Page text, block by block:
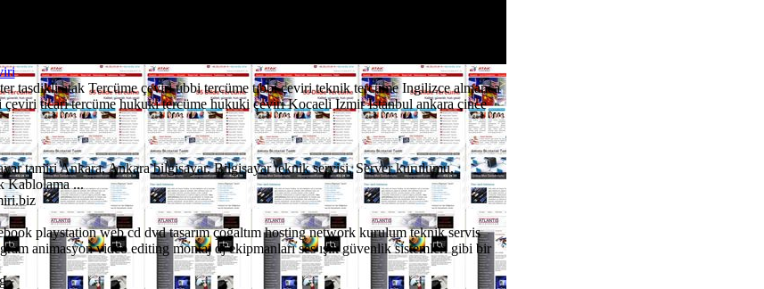
tasdikli atak Tercüme çeviri tıbbi tercüme tıbbi çeviri teknik tercüme Ingilizce almanca
çeviri ticari tercüme hukuki tercüme hukuki çeviri Kocaeli Izmir Istanbul ankara çince
tamiri Ankara, Ankara bilgisayar, Bilgisayar teknik servisi, Server kurulumu,
Kablolama ...
playstation web cd dvd tasarım çoğaltım hosting network kurulum teknik servis
animasyon video editing montaj dj ekipmanları ses ışık güvenlik sistemleri gibi bir